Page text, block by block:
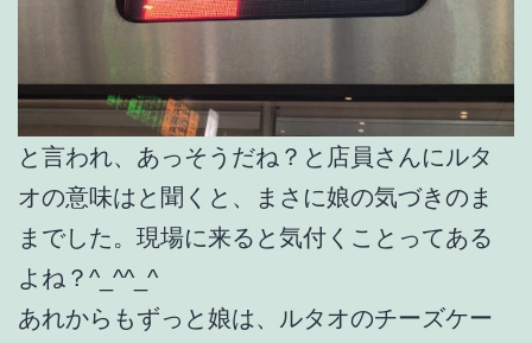
と言われ、あっそうだね？と店員さんにルタ
オの意味はと聞くと、まさに娘の気づきのま
までした。現場に来ると気付くことってある
よね？^_^^_^
あれからもずっと娘は、ルタオのチーズケー